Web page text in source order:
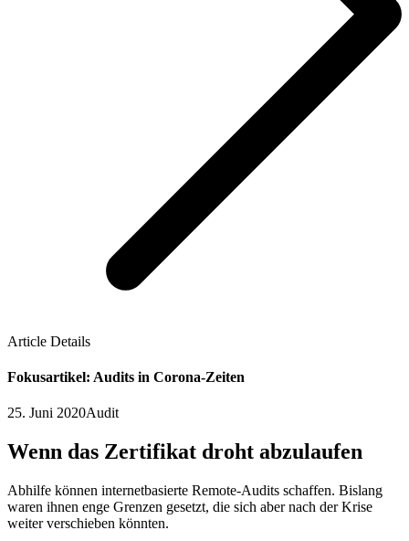
Article Details
Fokusartikel: Audits in Corona-Zeiten
25. Juni 2020Audit
Wenn das Zertifikat droht abzulaufen
Abhilfe können internetbasierte Remote-Audits schaffen. Bislang
waren ihnen enge Grenzen gesetzt, die sich aber nach der Krise
weiter verschieben könnten.